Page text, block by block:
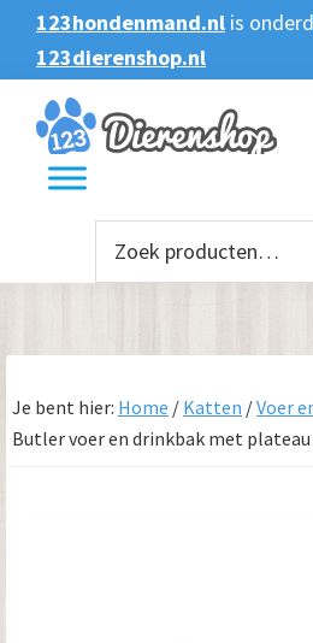
Spring
naar
de
hoofdnavigatie
Door
naar
de
hoofd
inhoud
Spring
naar
de
voettekst
123hondenmand.nl is
123dierenshop.nl
Zoeken
Zoeken
naar:
Je bent hier: Home / Katten /Voer
Butler voer en drinkbak met